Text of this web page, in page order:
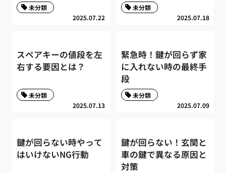
2025.07.22
未分類
2025.07.18
未分類
スペアキーの値段を左
右する要因とは？
2025.07.13
未分類
緊急時！鍵が回らず家
に入れない時の最終手
段
2025.07.09
未分類
鍵が回らない時やって
はいけないNG行動
鍵が回らない！玄関と
車の鍵で異なる原因と
対策